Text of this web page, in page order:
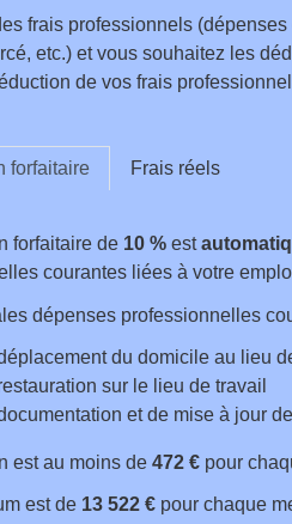
frais professionnels
etc.) et vous souhaitez les
de vos frais
forfaitaire Frais réels
forfaitaire de 10 %est
courantes liées à votre
dépenses professionnelles
du domicile au lieu
sur le lieu de travail
et de mise à jour
est au moins de 472 €pour
est de 13 522 €pour chaque